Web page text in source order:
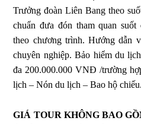
Trưởng đoàn Liên Bang theo
chuẩn đưa đón tham quan suốt
theo chương trình. Hướng dẫn
chuyên nghiệp. Bảo hiểm du
đa 200.000.000 VNĐ /trường
lịch – Nón du lịch – Bao hộ chiếu.
GIÁ TOUR KHÔNG BAO